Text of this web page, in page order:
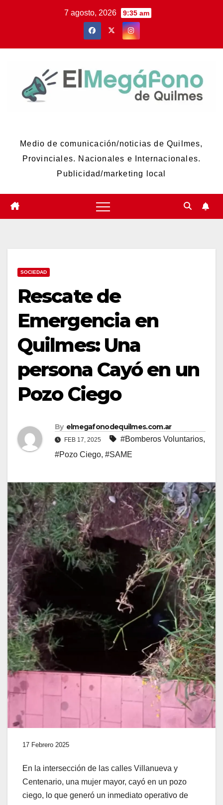
7 agosto, 2026 9:35 am
Medio de comunicación/noticias de Quilmes,
Provinciales. Nacionales e Internacionales.
Publicidad/marketing local
SOCIEDAD
Rescate de
Emergencia en
Quilmes: Una
persona Cayó en un
Pozo Ciego
By elmegafonodequilmes.com.ar
FEB 17, 2025 #Bomberos Voluntarios,
#Pozo Ciego, #SAME
17 Febrero 2025
En la intersección de las calles Villanueva y
Centenario, una mujer mayor, cayó en un pozo
ciego, lo que generó un inmediato operativo de